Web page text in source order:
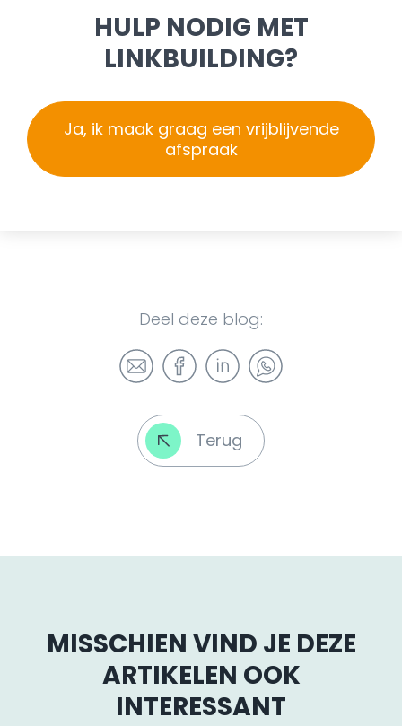
HULP NODIG MET
LINKBUILDING?
Ja, ik maak graag een vrijblijvende
afspraak
Deel deze blog:
Terug
MISSCHIEN VIND JE DEZE
ARTIKELEN OOK
INTERESSANT